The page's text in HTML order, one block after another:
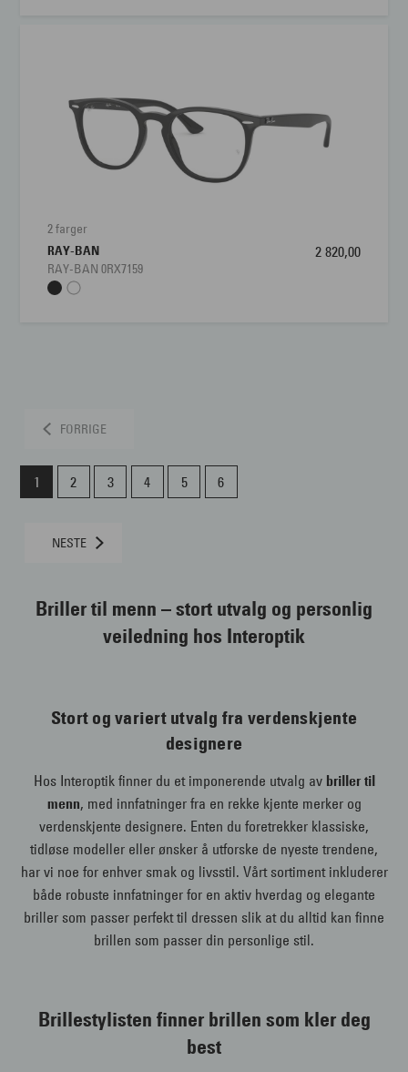
2 farger
RAY-BAN
RAY-BAN 0RX7159
2 820,00
FORRIGE
1 2 3 4 5 6
NESTE
Briller til menn – stort utvalg og personlig
veiledning hos Interoptik
Stort og variert utvalg fra verdenskjente
designere
Hos Interoptik finner du et imponerende utvalg av briller til
menn, med innfatninger fra en rekke kjente merker og
verdenskjente designere. Enten du foretrekker klassiske,
tidløse modeller eller ønsker å utforske de nyeste trendene,
har vi noe for enhver smak og livsstil. Vårt sortiment inkluderer
både robuste innfatninger for en aktiv hverdag og elegante
briller som passer perfekt til dressen slik at du alltid kan finne
brillen som passer din personlige stil.
Brillestylisten finner brillen som kler deg
best